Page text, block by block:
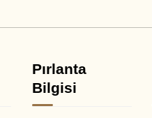
Pırlanta
Bilgisi